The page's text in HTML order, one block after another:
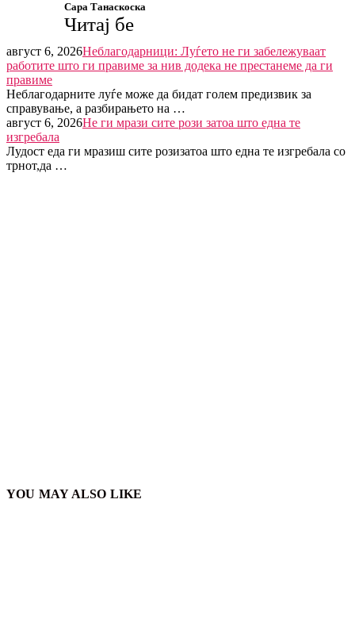
Сара Танаскоска
Читај бе
август 6, 2026Неблагодарници: Луѓето не ги забележуваат
работите што ги правиме за нив додека не престанеме да ги
правиме
Неблагодарните луѓе може да бидат голем предизвик за
справување, а разбирањето на …
август 6, 2026Не ги мрази сите рози затоа што една те
изгребала
Лудост еда ги мразиш сите розизатоа што една те изгребала со
трнот,да …
YOU MAY ALSO LIKE